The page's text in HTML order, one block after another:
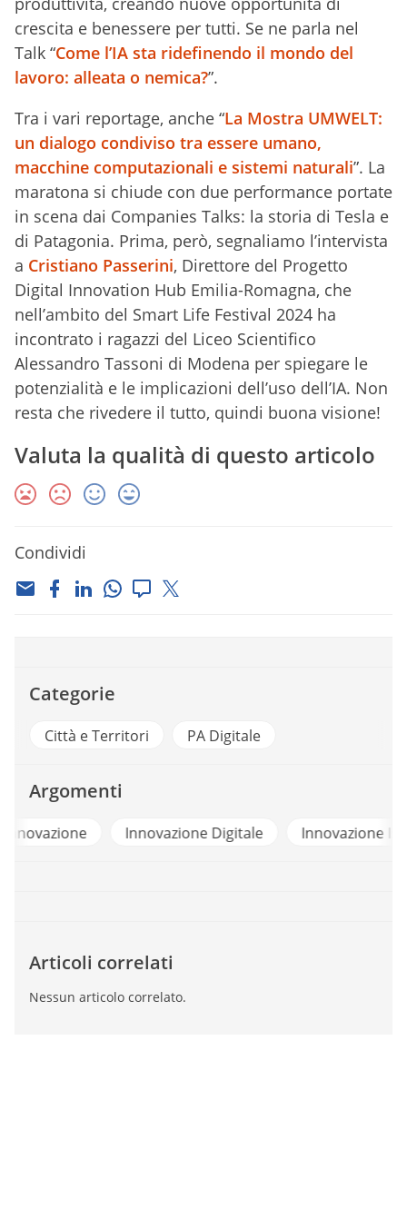
crescita e benessere per tutti. Se ne parla nel
Talk “Come l’IA sta ridefinendo il mondo del
lavoro: alleata o nemica?”.
Tra i vari reportage, anche “La Mostra UMWELT:
un dialogo condiviso tra essere umano,
macchine computazionali e sistemi naturali”. La
maratona si chiude con due performance portate
in scena dai Companies Talks: la storia di Tesla e
di Patagonia. Prima, però, segnaliamo l’intervista
a Cristiano Passerini, Direttore del Progetto
Digital Innovation Hub Emilia-Romagna, che
nell’ambito del Smart Life Festival 2024 ha
incontrato i ragazzi del Liceo Scientifico
Alessandro Tassoni di Modena per spiegare le
potenzialità e le implicazioni dell’uso dell’IA. Non
resta che rivedere il tutto, quindi buona visione!
Valuta la qualità di questo articolo
Condividi
Categorie
Città e Territori PA Digitale
Argomenti
Innovazione Digitale Innovazione Istituzionale
Articoli correlati
Nessun articolo correlato.